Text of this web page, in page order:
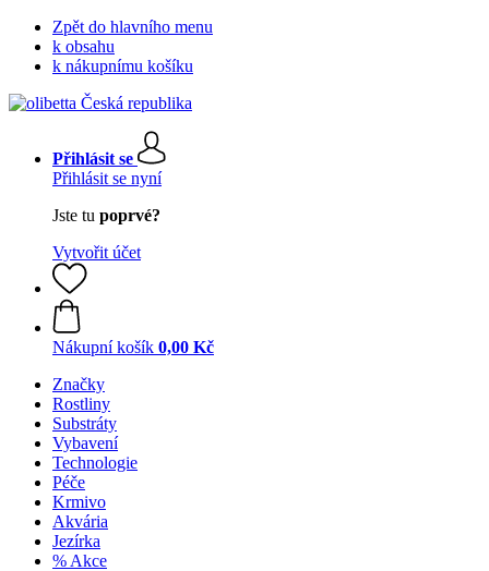
Zpět do hlavního menu
k obsahu
k nákupnímu košíku
Přihlásit se
Přihlásit se nyní
Jste tu poprvé?
Vytvořit účet
Nákupní košík 0,00 Kč
Značky
Rostliny
Substráty
Vybavení
Technologie
Péče
Krmivo
Akvária
Jezírka
% Akce